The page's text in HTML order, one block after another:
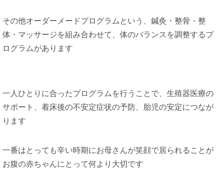
その他オーダーメードプログラムという、鍼灸・整骨・整
体・マッサージを組み合わせて、体のバランスを調整するプ
ログラムがあります
一人ひとりに合ったプログラムを行うことで、生殖器医療の
サポート、着床後の不安定症状の予防、胎児の安定につなが
ります
一番はとっても辛い時期にお母さんが笑顔で居られることが
お腹の赤ちゃんにとって何より大切です